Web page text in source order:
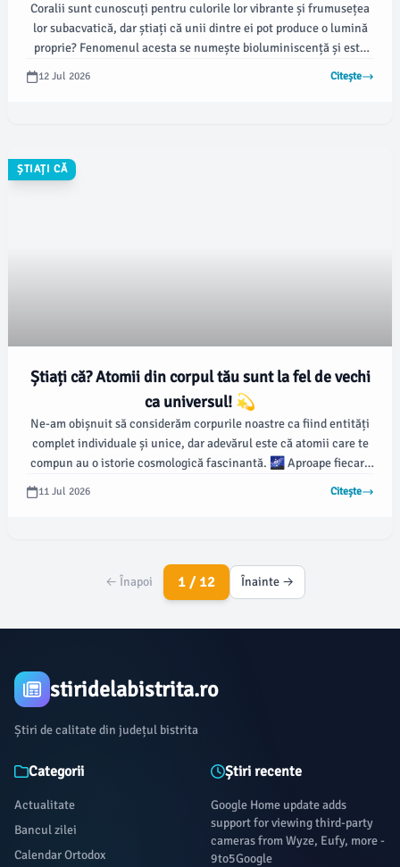
Coralii sunt cunoscuți pentru culorile lor vibrante și frumusețea
lor subacvatică, dar știați că unii dintre ei pot produce o lumină
proprie? Fenomenul acesta se numește bioluminiscență și este
prezent în anumite specii de corali care trăiesc în apele tropicale.
12 Jul 2026 Citește
ȘTIAȚI CĂ
Știați că? Atomii din corpul tău sunt la fel de vechi
ca universul! 💫
Ne-am obișnuit să considerăm corpurile noastre ca fiind entități
complet individuale și unice, dar adevărul este că atomii care te
compun au o istorie cosmologică fascinantă. 🌌 Aproape fiecare
atom din corpul tău a fost creat fie în timpul Big Bang-ului, fie în
interiorul unei stele care a explodat cu miliarde de ani în urmă.
11 Jul 2026 Citește
← Înapoi 1 / 12 Înainte →
stiridelabistrita.ro
Știri de calitate din județul bistrita
Categorii
Actualitate
Bancul zilei
Calendar Ortodox
Știri recente
Google Home update adds
support for viewing third-party
cameras from Wyze, Eufy, more -
9to5Google